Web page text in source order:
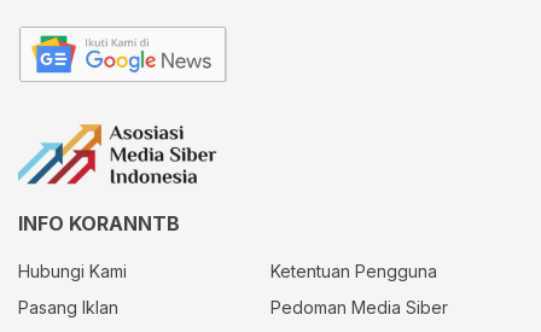
INFO KORANNTB
Hubungi Kami
Ketentuan Pengguna
Pasang Iklan
Pedoman Media Siber